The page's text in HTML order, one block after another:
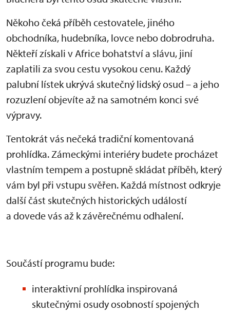
Někoho čeká příběh cestovatele, jiného
obchodníka, hudebníka, lovce nebo dobrodruha.
Někteří získali v Africe bohatství a slávu, jiní
zaplatili za svou cestu vysokou cenu. Každý
palubní lístek ukrývá skutečný lidský osud – a jeho
rozuzlení objevíte až na samotném konci své
výpravy.
Tentokrát vás nečeká tradiční komentovaná
prohlídka. Zámeckými interiéry budete procházet
vlastním tempem a postupně skládat příběh, který
vám byl při vstupu svěřen. Každá místnost odkryje
další část skutečných historických událostí
a dovede vás až k závěrečnému odhalení.
Součástí programu bude:
interaktivní prohlídka inspirovaná
skutečnými osudy osobností spojených